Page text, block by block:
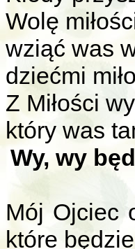
Wolę
wziąć was
dziećmi
Z Miłości
który was
Wy, wy
Mój Ojciec
które